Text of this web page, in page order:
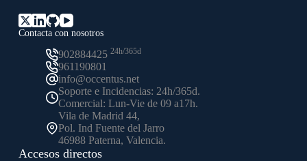
Contacta con nosotros
902884425 24h/365d
961190801
info@occentus.net
Soporte e Incidencias: 24h/365d.
Comercial: Lun-Vie de 09 a17h.
Vila de Madrid 44,
Pol. Ind Fuente del Jarro
46988 Paterna, Valencia.
Accesos directos